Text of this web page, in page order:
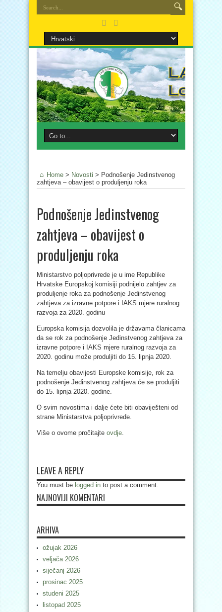
Home > Novosti > Podnošenje Jedinstvenog
zahtjeva – obavijest o produljenju roka
Podnošenje Jedinstvenog
zahtjeva – obavijest o
produljenju roka
Ministarstvo poljoprivrede je u ime Republike
Hrvatske Europskoj komisiji podnijelo zahtjev za
produljenje roka za podnošenje Jedinstvenog
zahtjeva za izravne potpore i IAKS mjere ruralnog
razvoja za 2020. godinu
Europska komisija dozvolila je državama članicama
da se rok za podnošenje Jedinstvenog zahtjeva za
izravne potpore i IAKS mjere ruralnog razvoja za
2020. godinu može produljiti do 15. lipnja 2020.
Na temelju obavijesti Europske komisije, rok za
podnošenje Jedinstvenog zahtjeva će se produljiti
do 15. lipnja 2020. godine.
O svim novostima i dalje ćete biti obaviješteni od
strane Ministarstva poljoprivrede.
Više o ovome pročitajte ovdje.
LEAVE A REPLY
You must be logged in to post a comment.
NAJNOVIJI KOMENTARI
ARHIVA
ožujak 2026
veljača 2026
siječanj 2026
prosinac 2025
studeni 2025
listopad 2025